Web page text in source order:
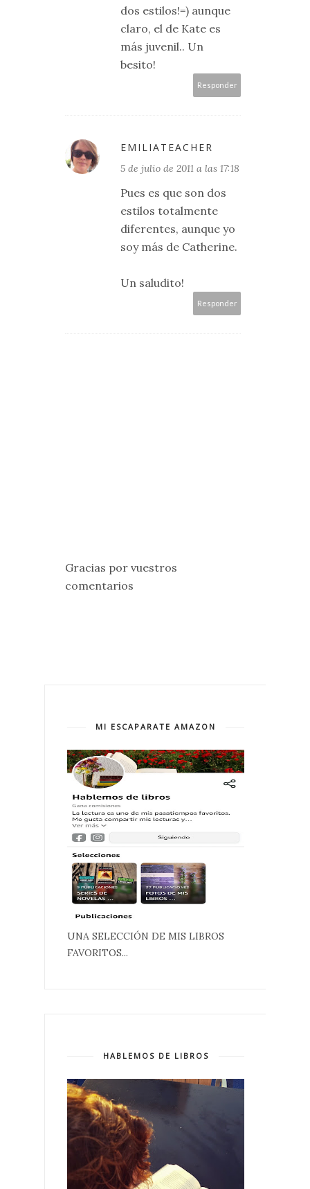
dos estilos!=) aunque
claro, el de Kate es
más juvenil.. Un
besito!
Responder
EMILIATEACHER
5 de julio de 2011 a las 17:18
Pues es que son dos
estilos totalmente
diferentes, aunque yo
soy más de Catherine.
Un saludito!
Responder
Gracias por vuestros
comentarios
MI ESCAPARATE AMAZON
UNA SELECCIÓN DE MIS LIBROS
FAVORITOS...
HABLEMOS DE LIBROS